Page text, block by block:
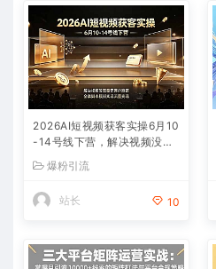
2026AI短视频获客实操6月10
-14号线下营，解决视频没流
量无客户难题，全套脚本模板
实现流量变现
爆粉引流
站长 10